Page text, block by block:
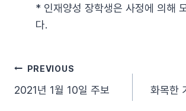
* 인재양성 장학생은 사정에 의해
다.
글PREVIOUS
2021년 1월 10일 주보
화목한